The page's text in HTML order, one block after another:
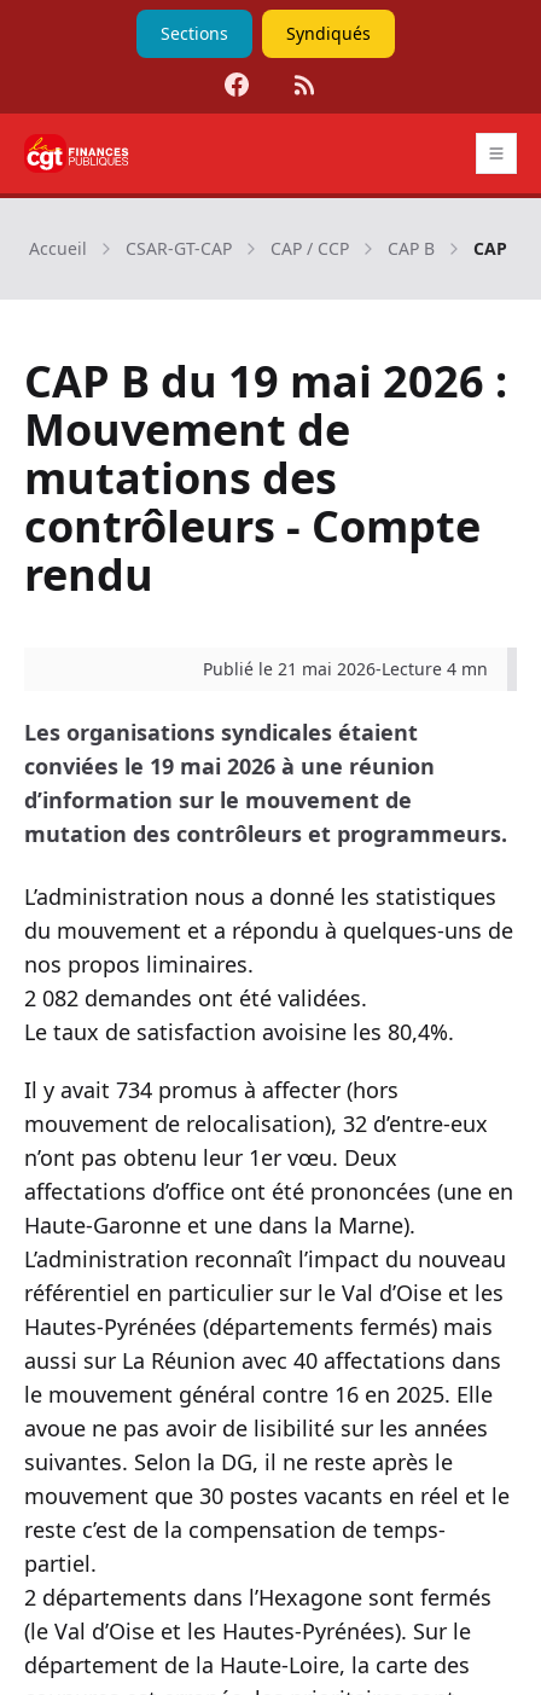
Sections Syndiqués
Facebook
RSS
CGT Finances publiques
Accueil CSAR-GT-CAP CAP / CCP CAP B CAP B
CAP B du 19 mai 2026 :
Mouvement de
mutations des
contrôleurs - Compte
rendu
Publié le 21 mai 2026-Lecture 4 mn
Les organisations syndicales étaient
conviées le 19 mai 2026 à une réunion
d’information sur le mouvement de
mutation des contrôleurs et programmeurs.
L’administration nous a donné les statistiques
du mouvement et a répondu à quelques-uns de
nos propos liminaires.
2 082 demandes ont été validées.
Le taux de satisfaction avoisine les 80,4%.
Il y avait 734 promus à affecter (hors
mouvement de relocalisation), 32 d’entre-eux
n’ont pas obtenu leur 1er vœu. Deux
affectations d’office ont été prononcées (une en
Haute-Garonne et une dans la Marne).
L’administration reconnaît l’impact du nouveau
référentiel en particulier sur le Val d’Oise et les
Hautes-Pyrénées (départements fermés) mais
aussi sur La Réunion avec 40 affectations dans
le mouvement général contre 16 en 2025. Elle
avoue ne pas avoir de lisibilité sur les années
suivantes. Selon la DG, il ne reste après le
mouvement que 30 postes vacants en réel et le
reste c’est de la compensation de temps-
partiel.
2 départements dans l’Hexagone sont fermés
(le Val d’Oise et les Hautes-Pyrénées). Sur le
département de la Haute-Loire, la carte des